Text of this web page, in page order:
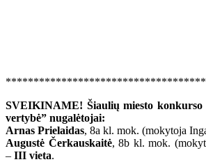
SVEIKINAME! Šiaulių miesto konkurso
vertybė” nugalėtojai:
Arnas Prielaidas, 8a kl. mok. (mokytoja
Augustė Čerkauskaitė, 8b kl. mok.
– III vieta.